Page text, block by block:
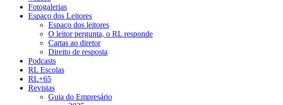
Fotogalerias
Espaço dos Leitores
Espaço dos leitores
O leitor pergunta, o RL responde
Cartas ao diretor
Direito de resposta
Podcasts
RL Escolas
RL+65
Revistas
Guia do Empresário